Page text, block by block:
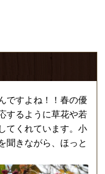
ですよね！！春の優
するように草花や若
てくれています。小
聞きながら、ほっと